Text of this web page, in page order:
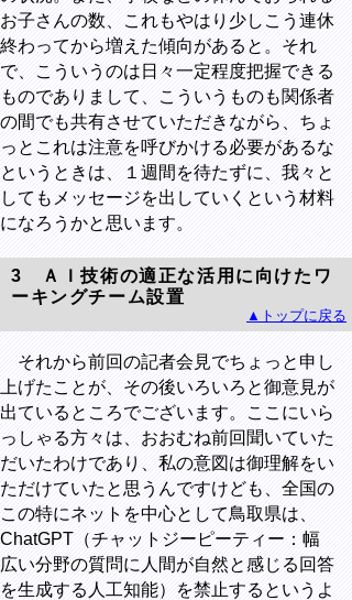
お子さんの数、これもやはり少しこう連休
終わってから増えた傾向があると。それ
で、こういうのは日々一定程度把握できる
ものでありまして、こういうものも関係者
の間でも共有させていただきながら、ちょ
っとこれは注意を呼びかける必要があるな
というときは、１週間を待たずに、我々と
してもメッセージを出していくという材料
になろうかと思います。
3
ＡＩ技術の適正な活用に向けたワ
ーキングチーム設置
▲トップに戻る
それから前回の記者会見でちょっと申し
上げたことが、その後いろいろと御意見が
出ているところでございます。ここにいら
っしゃる方々は、おおむね前回聞いていた
だいたわけであり、私の意図は御理解をい
ただけていたと思うんですけども、全国の
この特にネットを中心として鳥取県は、
ChatGPT（チャットジーピーティー：幅
広い分野の質問に人間が自然と感じる回答
を生成する人工知能）を禁止するというよ